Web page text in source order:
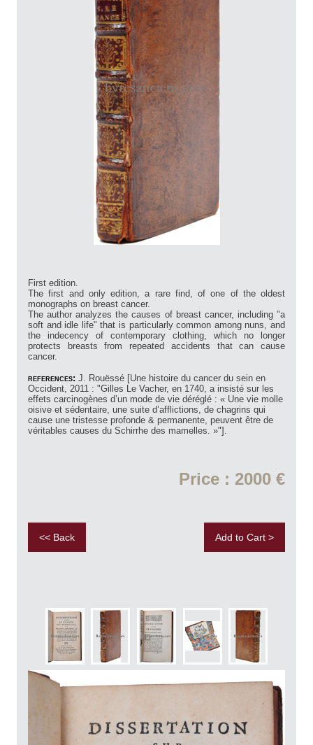
First edition.
The first and only edition, a rare find, of one of the oldest
monographs on breast cancer.
The author analyzes the causes of breast cancer, including "a
soft and idle life" that is particularly common among nuns, and
the indecency of contemporary clothing, which no longer
protects breasts from repeated accidents that can cause
cancer.
references: J. Rouëssé [Une histoire du cancer du sein en
Occident, 2011 : "Gilles Le Vacher, en 1740, a insisté sur les
effets carcinogènes d’un mode de vie déréglé : « Une vie molle
oisive et sédentaire, une suite d’afflictions, de chagrins qui
cause une tristesse profonde & permanente, peuvent être de
véritables causes du Schirrhe des mamelles. »"].
Price : 2000 €
<< Back Add to Cart >